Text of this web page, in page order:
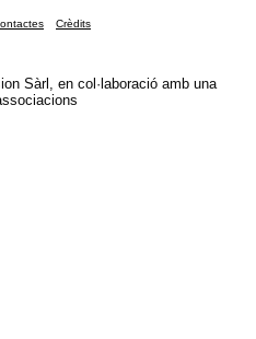
Crèdits
Sàrl, en col·laboració amb una